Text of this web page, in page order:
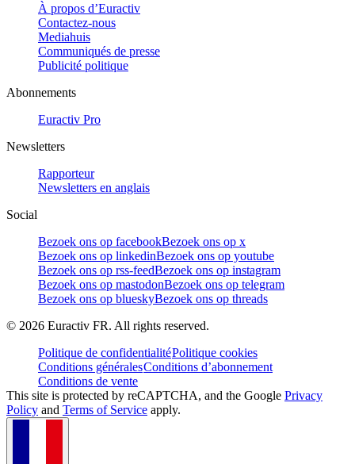
À propos d’Euractiv
Contactez-nous
Mediahuis
Communiqués de presse
Publicité politique
Abonnements
Euractiv Pro
Newsletters
Rapporteur
Newsletters en anglais
Social
Bezoek ons op facebookBezoek ons op x
Bezoek ons op linkedinBezoek ons op youtube
Bezoek ons op rss-feedBezoek ons op instagram
Bezoek ons op mastodonBezoek ons op telegram
Bezoek ons op blueskyBezoek ons op threads
© 2026 Euractiv FR. All rights reserved.
Politique de confidentialitéPolitique cookies
Conditions généralesConditions d’abonnement
Conditions de vente
This site is protected by reCAPTCHA, and the Google Privacy
Policy and Terms of Service apply.